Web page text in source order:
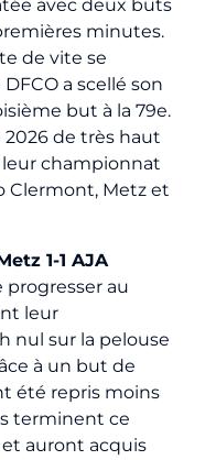
avec deux buts
minutes.
de vite se
a scellé son
but à la 79e.
2026 de très haut
championnat
Clermont, Metz et
1-1 AJA
progresser au
leur
nul sur la pelouse
à un but de
été repris moins
terminent ce
auront acquis